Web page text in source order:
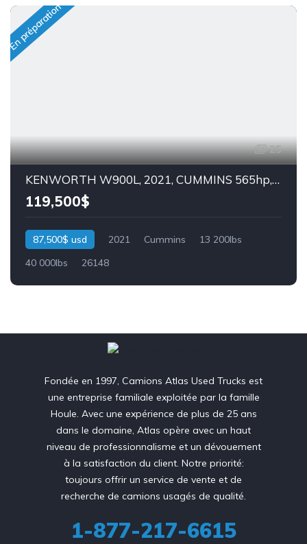
En préparation
25
KENWORTH W900L, 2021, CUMMINS 565hp, 72`` COUCHETTE VIT AERODYN, STOCK: 26148
119,500$
87,500$ usd 2021 Cummins
13 200lbs
40 000lbs
26148
Fondée en 1997, Camions Atlas Used Trucks est
une entreprise familiale exploitée par la famille
Houle. Avec une expérience de plus de 25 ans
dans le domaine, Atlas opère avec un haut
niveau de professionnalisme et un dévouement
à la satisfaction du client. Notre priorité:
toujours offrir un service de vente et de
recherche de camions usagés de qualité.
1-877-217-6615